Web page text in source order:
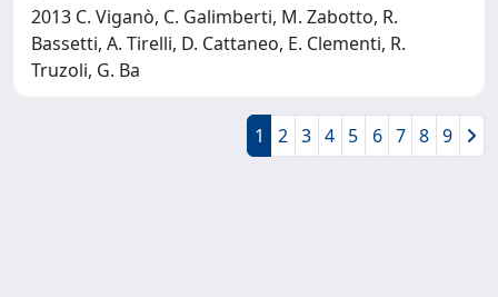
2013 C. Viganò, C. Galimberti, M. Zabotto, R.
Bassetti, A. Tirelli, D. Cattaneo, E. Clementi, R.
Truzoli, G. Ba
1 2 3 4 5 6 7 8 9